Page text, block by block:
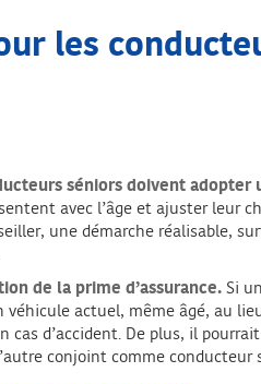
les
séniors doivent
avec l’âge et ajuster leur
une démarche réalisable,
de la prime d’assurance. Si
actuel, même âgé, au
d’accident. De plus, il
conjoint comme conducteur